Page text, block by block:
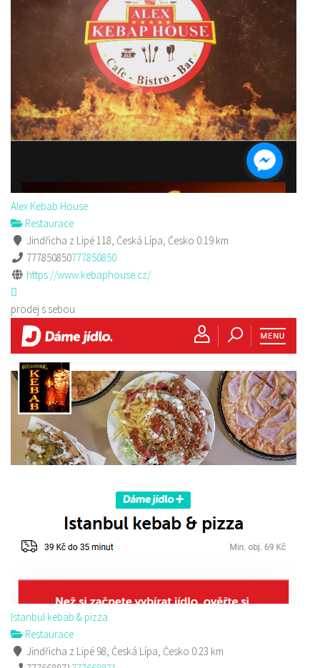
Alex Kebab House
Restaurace
Jindřicha z Lipé 118, Česká Lípa, Česko 0.19 km
777850850777850850
https://www.kebaphouse.cz/
prodej s sebou
Istanbul kebab & pizza
Restaurace
Jindřicha z Lipé 98, Česká Lípa, Česko 0.23 km